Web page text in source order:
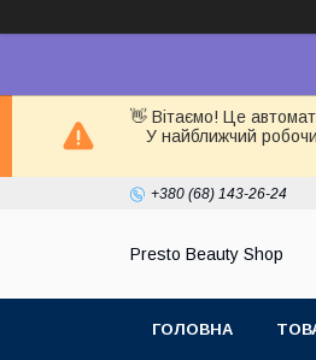
👋 Вітаємо! Це
У найближчий
+380 (68) 143-26-24
Presto Beauty Shop
ГОЛОВНА